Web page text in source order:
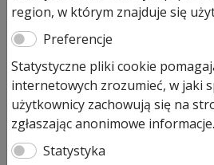
Brama
LPU42 Decograin
2440×2205 pasy L
6 071,00złPierwotna
cena
wynosiła:
4 855,00złAktualna
cena
Prezentowana cena jest ceną
dniach.
region, w którym znajduje się
Preferencje
Statystyczne pliki cookie
internetowych zrozumieć, w jaki
użytkownicy zachowują się na
zgłaszając anonimowe informacje.
Statystyka